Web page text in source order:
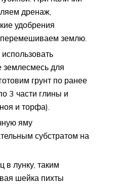
дренаж,
удобрения
перемешиваем землю.
землесмесь для
грунт по ранее
3 части глины и
и торфа).
яму
субстратом на
лунку, таким
шейка пихты